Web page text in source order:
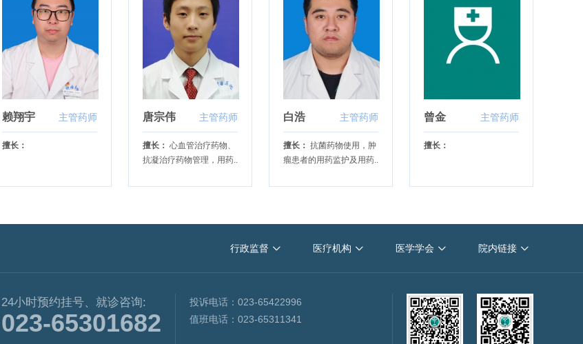
赖翔宇 主管药师
擅长：
唐宗伟 主管药师
擅长： 心血管治疗药物、
抗凝治疗药物管理，用药..
白浩 主管药师
擅长： 抗菌药物使用，肿
瘤患者的用药监护及用药..
曾金 主管药师
擅长：
行政监督  医疗机构 
医学学会  院内链接 
24小时预约挂号、就诊咨询:
023-65301682
投诉电话：023-65422996
值班电话：023-65311341